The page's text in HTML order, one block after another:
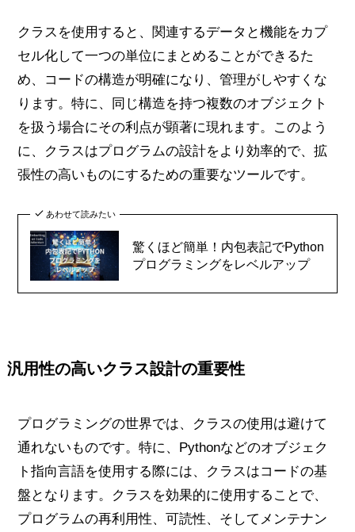
クラスを使用すると、関連するデータと機能をカプ
セル化して一つの単位にまとめることができるた
め、コードの構造が明確になり、管理がしやすくな
ります。特に、同じ構造を持つ複数のオブジェクト
を扱う場合にその利点が顕著に現れます。このよう
に、クラスはプログラムの設計をより効率的で、拡
張性の高いものにするための重要なツールです。
あわせて読みたい
驚くほど簡単！内包表記でPython
プログラミングをレベルアップ
汎用性の高いクラス設計の重要性
プログラミングの世界では、クラスの使用は避けて
通れないものです。特に、Pythonなどのオブジェク
ト指向言語を使用する際には、クラスはコードの基
盤となります。クラスを効果的に使用することで、
プログラムの再利用性、可読性、そしてメンテナン